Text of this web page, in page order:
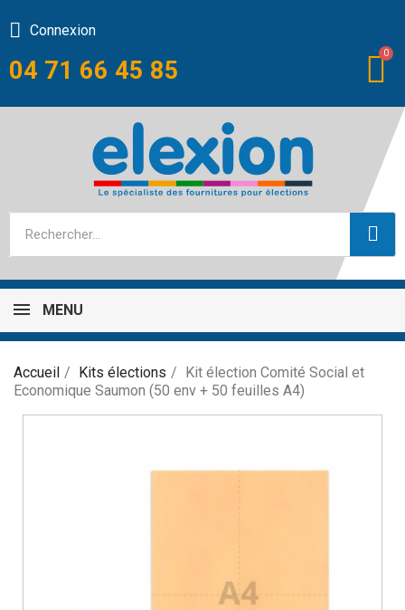
04 71 66 45 85
Connexion
MENU
Accueil Kits élections
Kit élection Comité Social et
Economique Saumon (50 env + 50 feuilles A4)